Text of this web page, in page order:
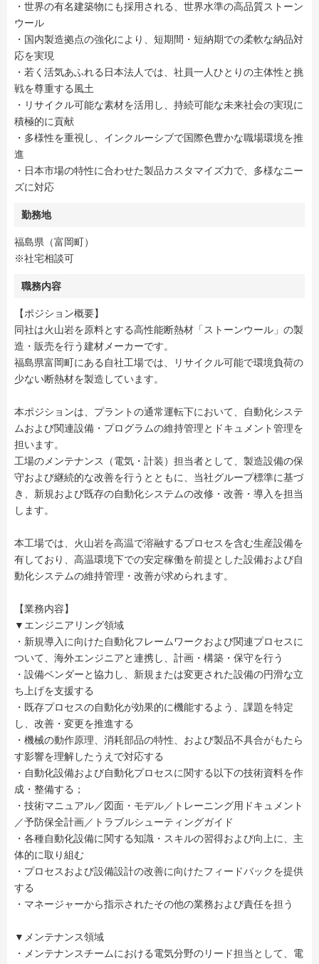
・世界の有名建築物にも採用される、世界水準の高品質ストーン
ウール
・国内製造拠点の強化により、短期間・短納期での柔軟な納品対
応を実現
・若く活気あふれる日本法人では、社員一人ひとりの主体性と挑
戦を尊重する風土
・リサイクル可能な素材を活用し、持続可能な未来社会の実現に
積極的に貢献
・多様性を重視し、インクルーシブで国際色豊かな職場環境を推
進
・日本市場の特性に合わせた製品カスタマイズ力で、多様なニー
ズに対応
勤務地
福島県（富岡町）
※社宅相談可
職務内容
【ポジション概要】
同社は火山岩を原料とする高性能断熱材「ストーンウール」の製
造・販売を行う建材メーカーです。
福島県富岡町にある自社工場では、リサイクル可能で環境負荷の
少ない断熱材を製造しています。
本ポジションは、プラントの通常運転下において、自動化システ
ムおよび関連設備・プログラムの維持管理とドキュメント管理を
担います。
工場のメンテナンス（電気・計装）担当者として、製造設備の保
守および継続的な改善を行うとともに、当社グループ標準に基づ
き、新規および既存の自動化システムの改修・改善・導入を担当
します。
本工場では、火山岩を高温で溶融するプロセスを含む生産設備を
有しており、高温環境下での安定稼働を前提とした設備および自
動化システムの維持管理・改善が求められます。
【業務内容】
▼エンジニアリング領域
・新規導入に向けた自動化フレームワークおよび関連プロセスに
ついて、海外エンジニアと連携し、計画・構築・保守を行う
・設備ベンダーと協力し、新規または変更された設備の円滑な立
ち上げを支援する
・既存プロセスの自動化が効果的に機能するよう、課題を特定
し、改善・変更を推進する
・機械の動作原理、消耗部品の特性、および製品不具合がもたら
す影響を理解したうえで対応する
・自動化設備および自動化プロセスに関する以下の技術資料を作
成・整備する；
・技術マニュアル／図面・モデル／トレーニング用ドキュメント
／予防保全計画／トラブルシューティングガイド
・各種自動化設備に関する知識・スキルの習得および向上に、主
体的に取り組む
・プロセスおよび設備設計の改善に向けたフィードバックを提供
する
・マネージャーから指示されたその他の業務および責任を担う
▼メンテナンス領域
・メンテナンスチームにおける電気分野のリード担当として、電